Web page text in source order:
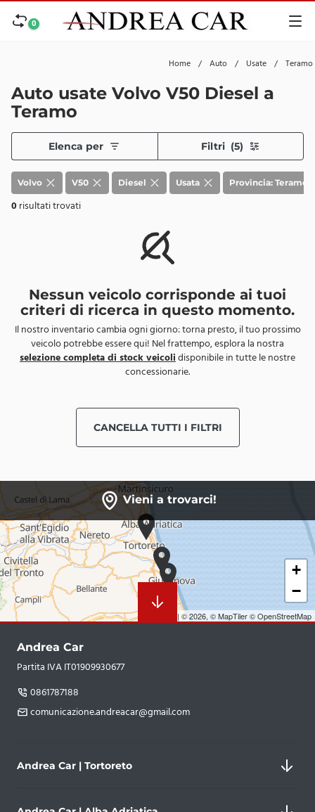
0
Home / Auto / Usate / Teramo
Auto usate Volvo V50 Diesel a
Teramo
Elenca per Filtri (5)
Volvo V50 Diesel Usata Provincia: Teramo
0risultati trovati
Nessun veicolo corrisponde ai tuoi
criteri di ricerca in questo momento.
Il nostro inventario cambia ogni giorno: torna presto, il tuo prossimo
veicolo potrebbe essere qui! Nel frattempo, esplora la nostra
selezione completa di stock veicolidisponibile in tutte le nostre
concessionarie.
CANCELLA TUTTI I FILTRI
Vieni a trovarci!
+
−
| © 2026, © MapTiler© OpenStreetMap
Andrea Car
Partita IVA IT01909930677
0861787188
comunicazione.andreacar@gmail.com
Andrea Car | Tortoreto